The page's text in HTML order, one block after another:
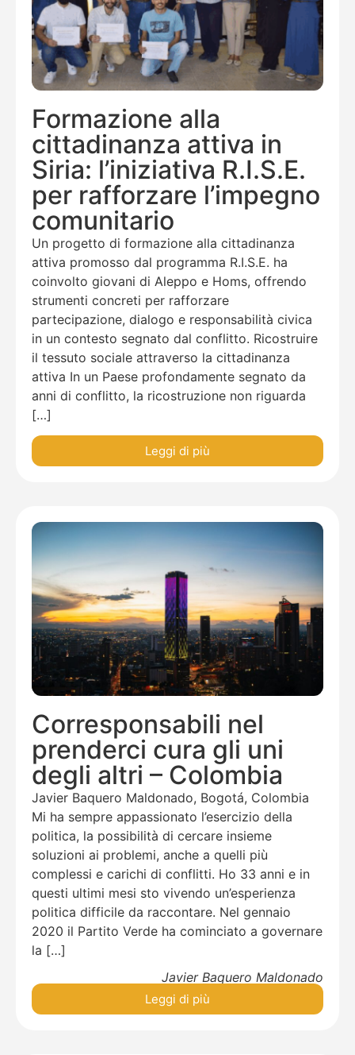
Formazione alla
cittadinanza attiva in
Siria: l’iniziativa R.I.S.E.
per rafforzare l’impegno
comunitario
Un progetto di formazione alla cittadinanza
attiva promosso dal programma R.I.S.E. ha
coinvolto giovani di Aleppo e Homs, offrendo
strumenti concreti per rafforzare
partecipazione, dialogo e responsabilità civica
in un contesto segnato dal conflitto. Ricostruire
il tessuto sociale attraverso la cittadinanza
attiva In un Paese profondamente segnato da
anni di conflitto, la ricostruzione non riguarda
[…]
Leggi di più
Corresponsabili nel
prenderci cura gli uni
degli altri – Colombia
Javier Baquero Maldonado, Bogotá, Colombia
Mi ha sempre appassionato l’esercizio della
politica, la possibilità di cercare insieme
soluzioni ai problemi, anche a quelli più
complessi e carichi di conflitti. Ho 33 anni e in
questi ultimi mesi sto vivendo un’esperienza
politica difficile da raccontare. Nel gennaio
2020 il Partito Verde ha cominciato a governare
la […]
Javier Baquero Maldonado
Leggi di più